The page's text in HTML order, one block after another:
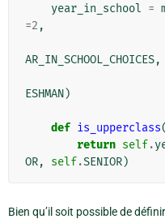
year_in_school =
=2 ,
AR_IN_SCHOOL_CHOICES,
ESHMAN)
def is_upperclass(
return self.
OR, self.SENIOR)
Bien qu’il soit possible de